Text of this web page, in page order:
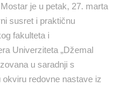
je u petak, 27. marta
susret i praktičnu
fakulteta i
Univerziteta „Džemal
u saradnji s
redovne nastave iz